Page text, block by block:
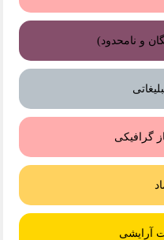
و نامحدود)
گرافیکی
آرایشی